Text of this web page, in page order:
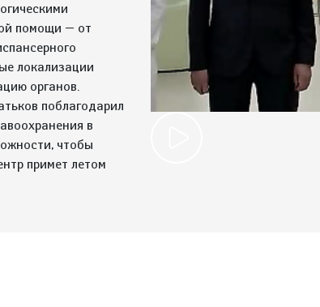
помощи — от
локализации
органов.
поблагодарил
в
чтобы
примет летом